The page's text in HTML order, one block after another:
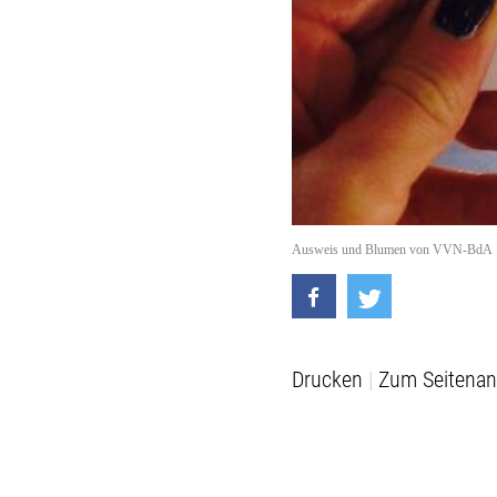
Ausweis und Blumen von VVN-BdA
Drucken Zum